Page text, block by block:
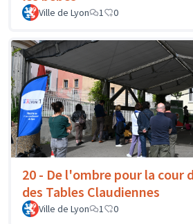
Ville de Lyon 1 0
20 - De l'ombre pour la cour
des Tables Claudiennes
Ville de Lyon 1 0